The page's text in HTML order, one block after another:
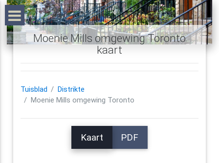
Moenie Mills omgewing Toronto
kaart
Tuisblad
Distrikte
Moenie Mills omgewing Toronto
Kaart PDF